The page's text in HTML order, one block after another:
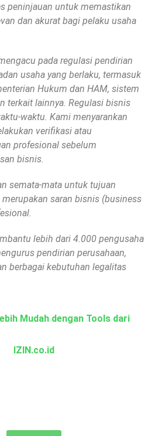
peninjauan untuk memastikan
dan akurat bagi pelaku usaha
pada regulasi pendirian
usaha yang berlaku, termasuk
Hukum dan HAM, sistem
terkait lainnya. Regulasi bisnis
waktu. Kami menyarankan
verifikasi atau
profesional sebelum
bisnis.
semata-mata untuk tujuan
saran bisnis (business
lebih dari 4.000 pengusaha
pendirian perusahaan,
berbagai kebutuhan legalitas
Mudah dengan Tools dari
IZIN.co.id